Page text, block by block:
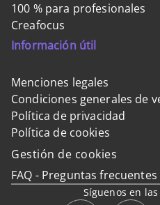
100 % para profesionales
Creafocus
Información útil
Menciones legales
Condiciones generales de
Política de privacidad
Política de cookies
Gestión de cookies
FAQ - Preguntas frecuentes
Síguenos en